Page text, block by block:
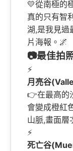
💛從南極的
真的只有智
湖,是我見過
片海報。🌌
📷最佳拍
⚡
月亮谷
👉在最高的
會變成橙紅
山脈,畫面層
⚡
死亡谷